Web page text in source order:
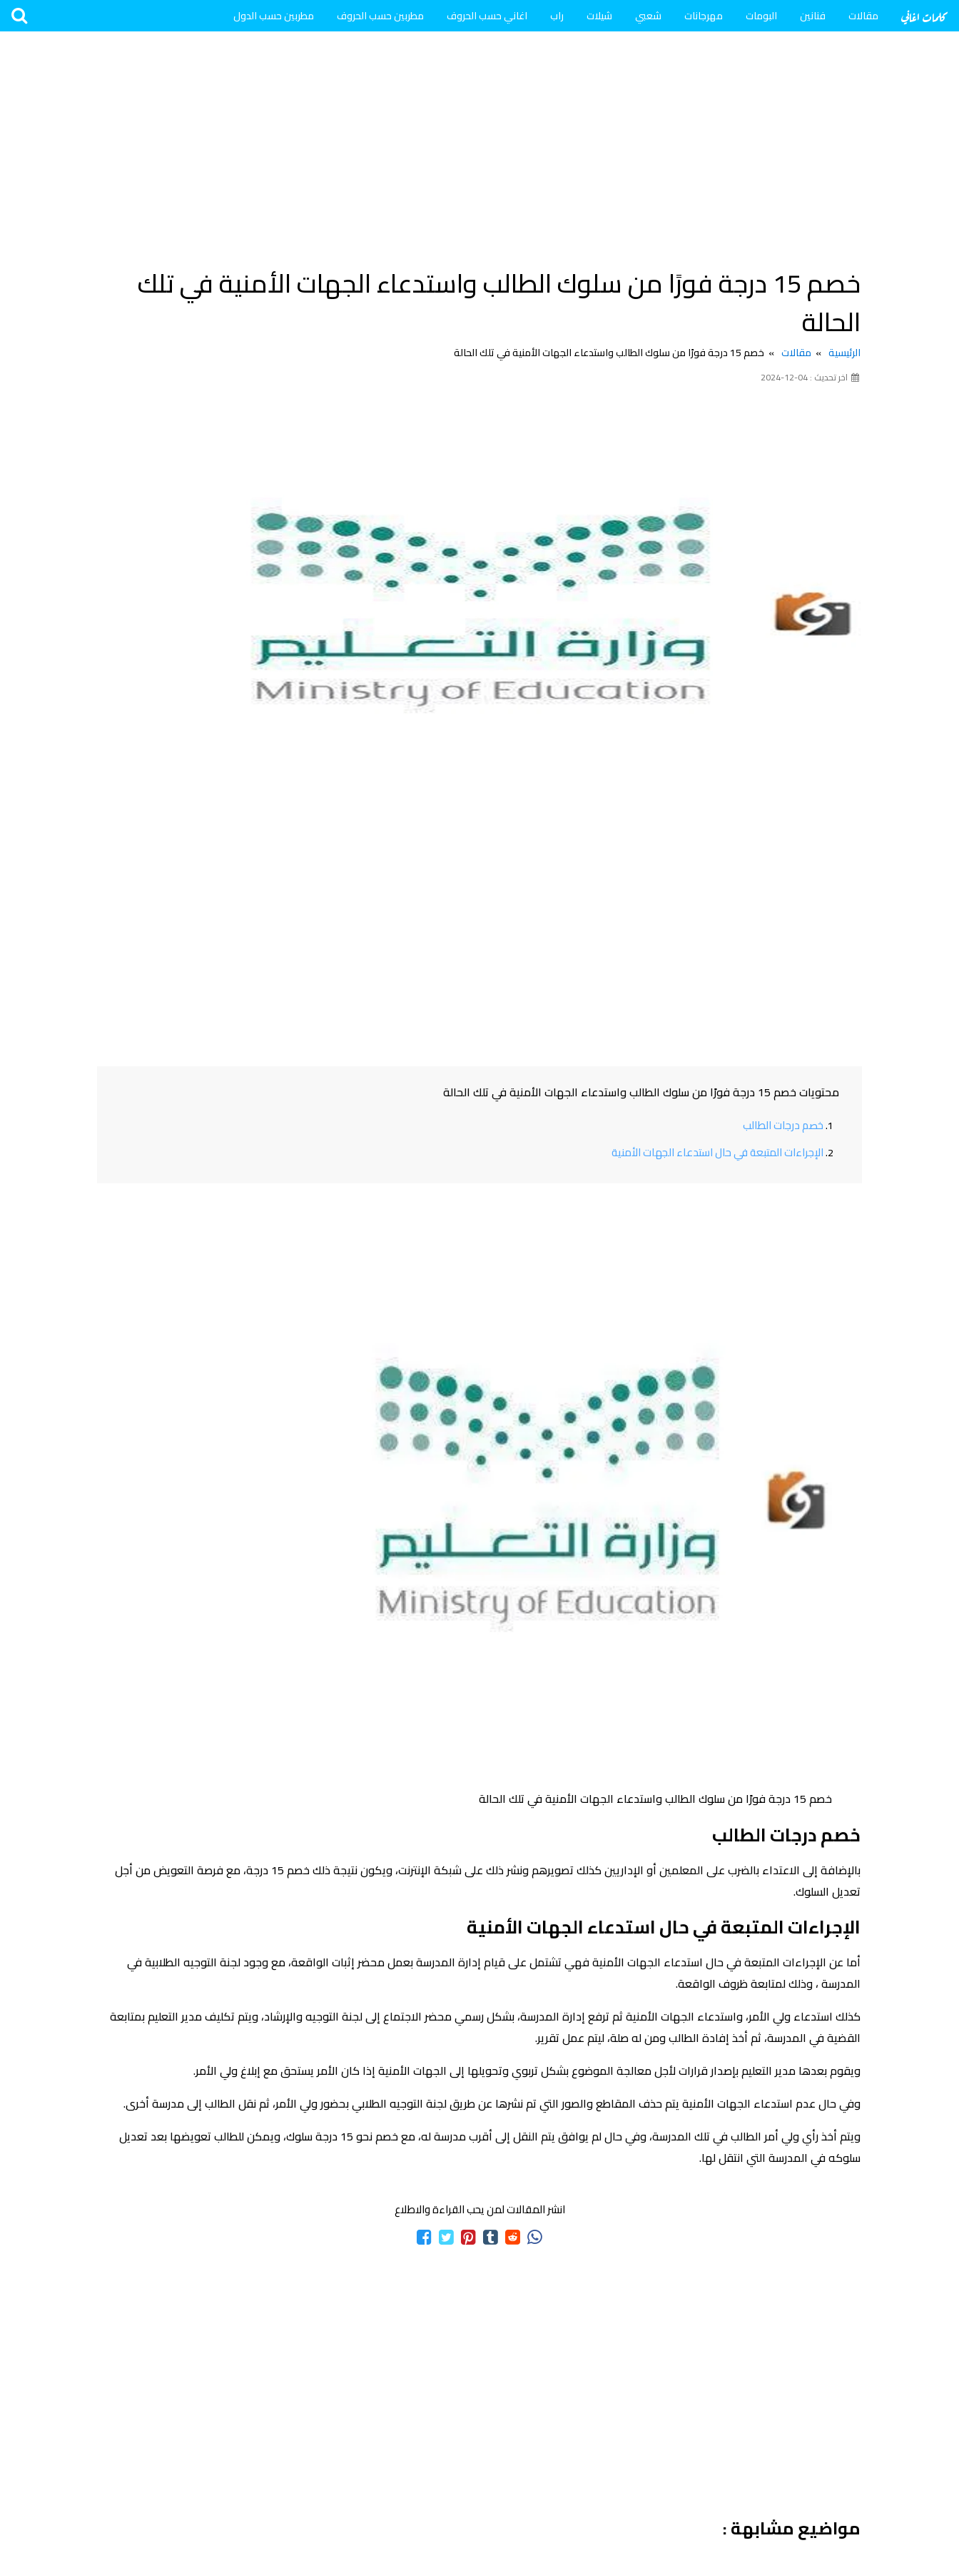
كلمات اغاني مقالات فنانين البومات مهرجانات شعبي شيلات راب اغاني حسب الحروف مطربين حسب الحروف مطربين حسب الدول
‏خصم 15 درجة فورًا من سلوك الطالب واستدعاء الجهات الأمنية في تلك
الحالة
الرئيسية مقالات ‏خصم 15 درجة فورًا من سلوك الطالب واستدعاء الجهات الأمنية في تلك الحالة
اخر تحديث : 04-12-2024
محتويات ‏خصم 15 درجة فورًا من سلوك الطالب واستدعاء الجهات الأمنية في تلك الحالة
خصم درجات الطالب
الإجراءات المتبعة في حال استدعاء الجهات الأمنية
‏خصم 15 درجة فورًا من سلوك الطالب واستدعاء الجهات الأمنية في تلك الحالة
خصم درجات الطالب
بالإضافة إلى الاعتداء بالضرب على المعلمين أو الإداريين كذلك تصويرهم ونشر ذلك على شبكة الإنترنت، ويكون نتيجة ذلك خصم 15 درجة، مع فرصة التعويض من أجل
تعديل السلوك.
الإجراءات المتبعة في حال استدعاء الجهات الأمنية
أما عن الإجراءات المتبعة في حال استدعاء الجهات الأمنية فهي تشتمل على قيام إدارة المدرسة بعمل محضر إثبات الواقعة، مع وجود لجنة التوجيه الطلابية في
المدرسة ، وذلك لمتابعة ظروف الواقعة.
كذلك استدعاء ولي الأمر، واستدعاء الجهات الأمنية ثم ترفع إدارة المدرسة، بشكل رسمي محضر الاجتماع إلى لجنة التوجيه والإرشاد، ويتم تكليف مدير التعليم بمتابعة
القضية في المدرسة، ثم أخذ إفادة الطالب ومن له صلة، ليتم عمل تقرير.
ويقوم بعدها مدير التعليم بإصدار قرارات لأجل معالجة الموضوع بشكل تربوي وتحويلها إلى الجهات الأمنية إذا كان الأمر يستحق مع إبلاغ ولي الأمر.
وفي حال عدم استدعاء الجهات الأمنية يتم حذف المقاطع والصور التي تم نشرها عن طريق لجنة التوجيه الطلابي بحضور ولي الأمر، ثم نقل الطالب إلى مدرسة أخرى.
ويتم أخذ رأي ولي أمر الطالب في تلك المدرسة، وفي حال لم يوافق يتم النقل إلى أقرب مدرسة له، مع خصم نحو 15 درجة سلوك، ويمكن للطالب تعويضها بعد تعديل
سلوكه في المدرسة التي انتقل لها.
انشر المقالات لمن يحب القراءة والاطلاع
مواضيع مشابهة :